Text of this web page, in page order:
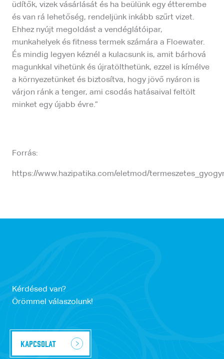
üdítők, vizek vásárlását és ha beülünk egy étterembe
és van rá lehetőség, rendeljünk inkább szűrt vizet.
Ehhez nyújt megoldást a vendéglátóipar,
munkahelyek és fitness termek számára a Floewater.
És mindig legyen kéznél a kulacsunk is, amit bárhová
magunkkal vihetünk és újratölthetünk, ezzel is kímélve
a környezetünket és biztosítva, hogy jövő nyáron is
várjon ránk a tenger, ami csodás hatásaival feltölt
minket egy újabb évre.”
Forrás:
https://www.hazipatika.com/eletmod/
Kérdésed van?
Örömmel válaszolunk!
Kapcsolat